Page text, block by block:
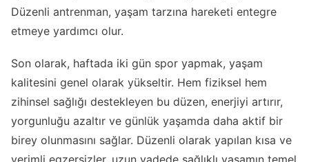
Düzenli antrenman, yaşam tarzına hareketi entegre
etmeye yardımcı olur.
Son olarak, haftada iki gün spor yapmak, yaşam
kalitesini genel olarak yükseltir. Hem fiziksel hem
zihinsel sağlığı destekleyen bu düzen, enerjiyi artırır,
yorgunluğu azaltır ve günlük yaşamda daha aktif bir
birey olunmasını sağlar. Düzenli olarak yapılan kısa ve
verimli egzersizler, uzun vadede sağlıklı yaşamın temel